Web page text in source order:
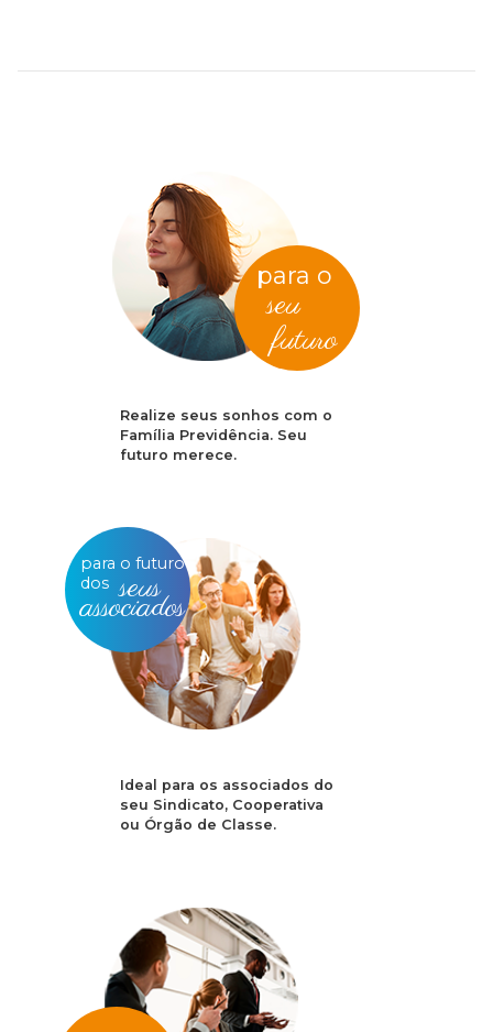
para o
seu
futuro
Realize seus sonhos com o
Família Previdência. Seu
futuro merece.
para o futuro
dos seus
associados
Ideal para os associados do
seu Sindicato, Cooperativa
ou Órgão de Classe.